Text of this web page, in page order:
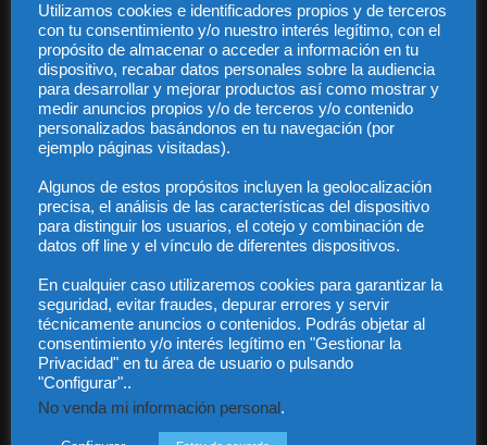
Audiencia y Publicidad
Quiénes somos
Legal
Privacidad
Contacto
Contáctanos: info@diariojuridico.com
Incluso más noticias
Utilizamos cookies e identificadores propios y de terceros
con tu consentimiento y/o nuestro interés legítimo, con el
propósito de almacenar o acceder a información en tu
dispositivo, recabar datos personales sobre la audiencia
para desarrollar y mejorar productos así como mostrar y
medir anuncios propios y/o de terceros y/o contenido
personalizados basándonos en tu navegación (por
ejemplo páginas visitadas).
Algunos de estos propósitos incluyen la geolocalización
precisa, el análisis de las características del dispositivo
para distinguir los usuarios, el cotejo y combinación de
datos off line y el vínculo de diferentes dispositivos.
En cualquier caso utilizaremos cookies para garantizar la
seguridad, evitar fraudes, depurar errores y servir
técnicamente anuncios o contenidos. Podrás objetar al
consentimiento y/o interés legítimo en "Gestionar la
Privacidad" en tu área de usuario o pulsando
"Configurar"..
No venda mi información personal.